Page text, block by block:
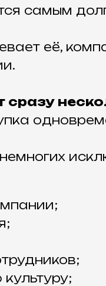
самым
её,